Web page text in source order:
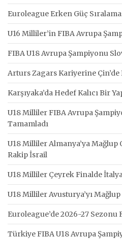
Euroleague Erken Güç
U16 Milliler’in FIBA Avrupa
FIBA U18 Avrupa Şampiyonu
Arturs Zagars Kariyerine Çin’de
Karşıyaka’da Hedef Kalıcı Bir
U18 Milliler FIBA Avrupa
Tamamladı
U18 Milliler Almanya’ya Mağlup
Rakip İsrail
U18 Milliler Çeyrek Finalde
U18 Milliler Avusturya’yı
Euroleague’de 2026-27
Türkiye FIBA U18 Avrupa